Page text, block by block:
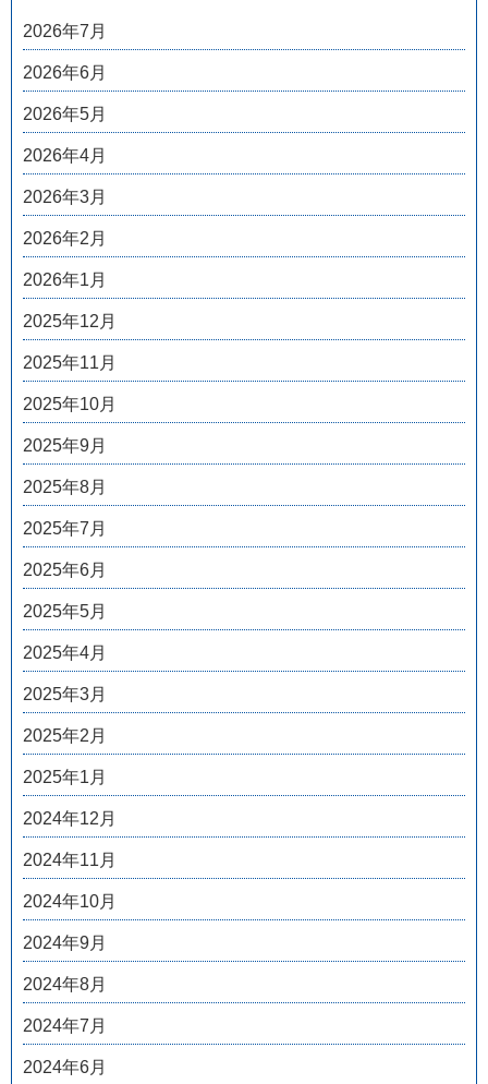
2026年7月
2026年6月
2026年5月
2026年4月
2026年3月
2026年2月
2026年1月
2025年12月
2025年11月
2025年10月
2025年9月
2025年8月
2025年7月
2025年6月
2025年5月
2025年4月
2025年3月
2025年2月
2025年1月
2024年12月
2024年11月
2024年10月
2024年9月
2024年8月
2024年7月
2024年6月